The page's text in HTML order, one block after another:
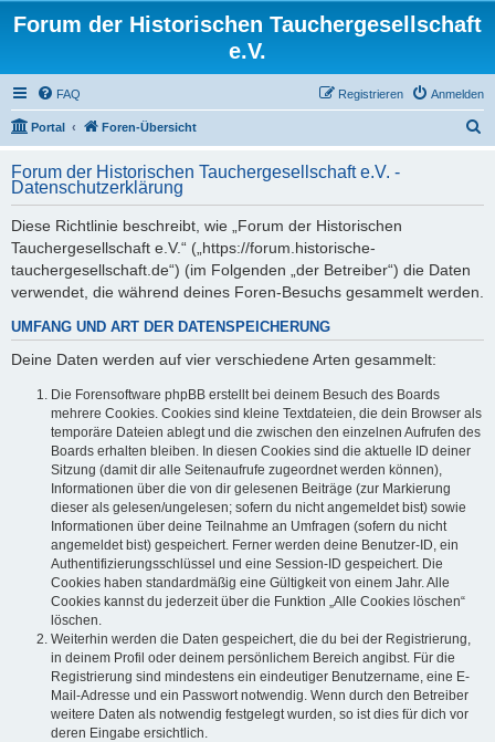
Forum der Historischen Tauchergesellschaft
e.V.
FAQ Anmelden
Registrieren
Portal Foren-Übersicht
h
Forum der Historischen Tauchergesellschaft e.V. -
Datenschutzerklärung
Diese Richtlinie beschreibt, wie „Forum der Historischen
Tauchergesellschaft e.V.“ („https://forum.historische-
tauchergesellschaft.de“) (im Folgenden „der Betreiber“) die Daten
verwendet, die während deines Foren-Besuchs gesammelt werden.
UMFANG UND ART DER DATENSPEICHERUNG
Deine Daten werden auf vier verschiedene Arten gesammelt:
Die Forensoftware phpBB erstellt bei deinem Besuch des Boards
mehrere Cookies. Cookies sind kleine Textdateien, die dein Browser als
temporäre Dateien ablegt und die zwischen den einzelnen Aufrufen des
Boards erhalten bleiben. In diesen Cookies sind die aktuelle ID deiner
Sitzung (damit dir alle Seitenaufrufe zugeordnet werden können),
Informationen über die von dir gelesenen Beiträge (zur Markierung
dieser als gelesen/ungelesen; sofern du nicht angemeldet bist) sowie
Informationen über deine Teilnahme an Umfragen (sofern du nicht
angemeldet bist) gespeichert. Ferner werden deine Benutzer-ID, ein
Authentifizierungsschlüssel und eine Session-ID gespeichert. Die
Cookies haben standardmäßig eine Gültigkeit von einem Jahr. Alle
Cookies kannst du jederzeit über die Funktion „Alle Cookies löschen“
löschen.
Weiterhin werden die Daten gespeichert, die du bei der Registrierung,
in deinem Profil oder deinem persönlichem Bereich angibst. Für die
Registrierung sind mindestens ein eindeutiger Benutzername, eine E-
Mail-Adresse und ein Passwort notwendig. Wenn durch den Betreiber
weitere Daten als notwendig festgelegt wurden, so ist dies für dich vor
deren Eingabe ersichtlich.